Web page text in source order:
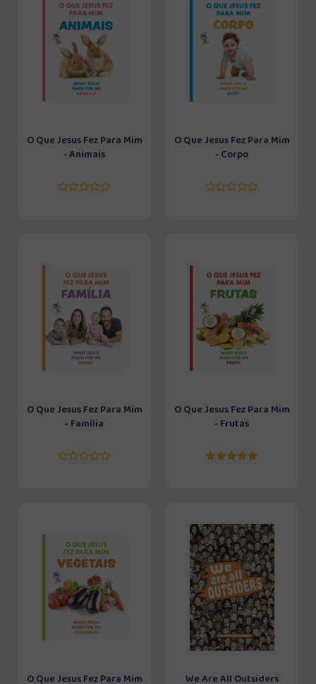
O Que Jesus Fez Para Mim
- Animais
O Que Jesus Fez Para Mim
- Corpo
O Que Jesus Fez Para Mim
- Família
O Que Jesus Fez Para Mim
- Frutas
O Que Jesus Fez Para Mim We Are All Outsiders